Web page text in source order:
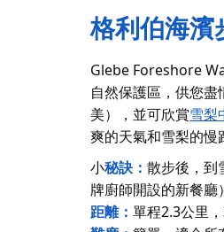
格利伯海濱
Glebe Foreshore
自然保護區，供您
美），並可欣賞雪梨
爽的天氣和雪梨的慢
小秘訣： 散步後，到
牌廚師開設的新餐廳
距離： 單程2.3公里